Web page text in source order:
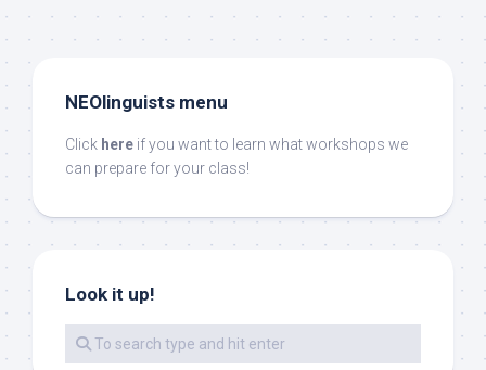
NEOlinguists menu
Click here if you want to learn what workshops we
can prepare for your class!
Look it up!